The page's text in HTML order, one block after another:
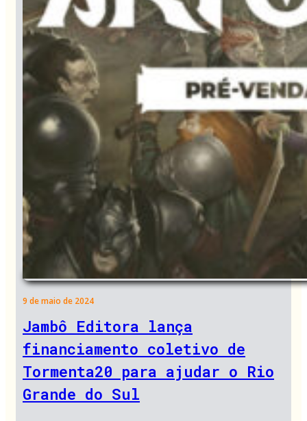
9 de maio de 2024
Jambô Editora lança
financiamento coletivo de
Tormenta20 para ajudar o Rio
Grande do Sul